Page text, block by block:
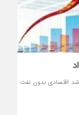
اقتصادی بدون نفت